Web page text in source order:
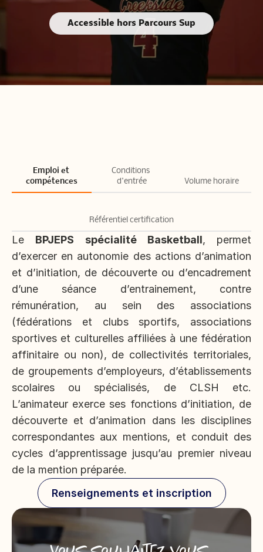
Accessible hors Parcours Sup
Emploi et
compétences
Conditions
d'entrée
Volume horaire
Référentiel certification
Le BPJEPS spécialité Basketball, permet
d’exercer en autonomie des actions d’animation
et d’initiation, de découverte ou d’encadrement
d’une séance d’entrainement, contre
rémunération, au sein des associations
(fédérations et clubs sportifs, associations
sportives et culturelles affiliées à une fédération
affinitaire ou non), de collectivités territoriales,
de groupements d’employeurs, d’établissements
scolaires ou spécialisés, de CLSH etc.
L’animateur exerce ses fonctions d’initiation, de
découverte et d’animation dans les disciplines
correspondantes aux mentions, et conduit des
cycles d’apprentissage jusqu’au premier niveau
de la mention préparée.
Renseignements et inscription